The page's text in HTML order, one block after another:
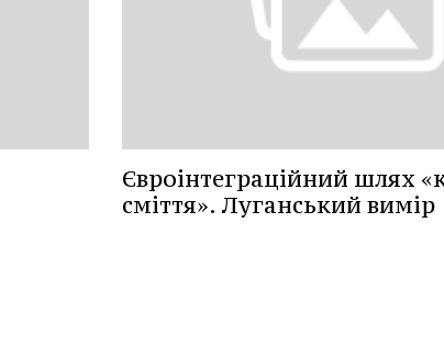
Євроінтеграційний шлях
сміття». Луганський вимір